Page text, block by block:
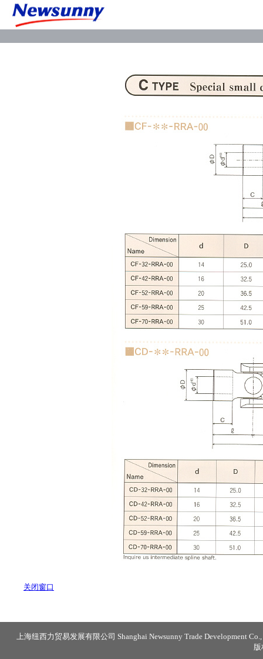
关闭窗口
上海纽西力贸易发展有限公司 Shanghai Newsunny Trade Development